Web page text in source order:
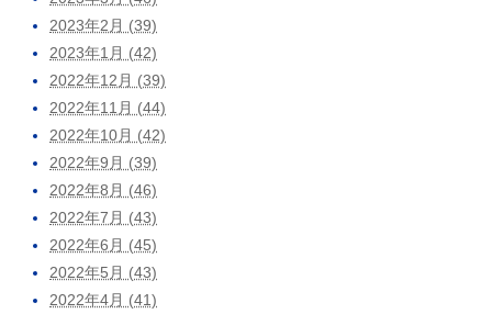
2023年2月 (39)
2023年1月 (42)
2022年12月 (39)
2022年11月 (44)
2022年10月 (42)
2022年9月 (39)
2022年8月 (46)
2022年7月 (43)
2022年6月 (45)
2022年5月 (43)
2022年4月 (41)